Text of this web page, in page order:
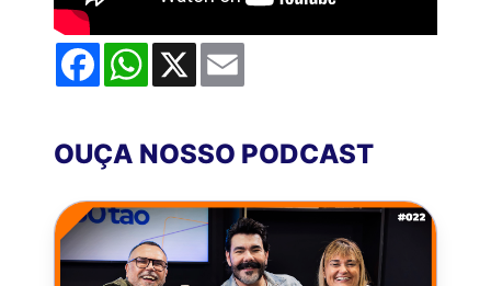
FacebookWhatsApp
X
OUÇA NOSSO PODCAST